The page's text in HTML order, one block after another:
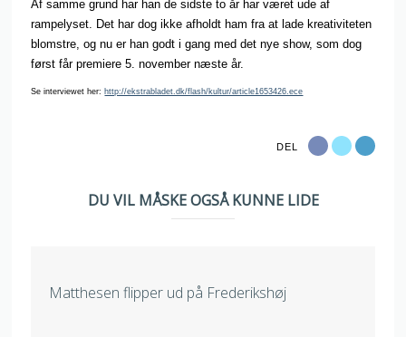
Af samme grund har han de sidste to år har været ude af
rampelyset. Det har dog ikke afholdt ham fra at lade kreativiteten
blomstre, og nu er han godt i gang med det nye show, som dog
først får premiere 5. november næste år.
Se interviewet her: http://ekstrabladet.dk/flash/kultur/article1653426.ece
DEL
DU VIL MÅSKE OGSÅ KUNNE LIDE
Matthesen flipper ud på Frederikshøj